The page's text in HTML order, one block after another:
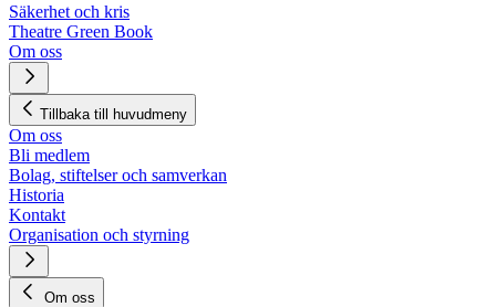
Säkerhet och kris
Theatre Green Book
Om oss
Tillbaka till huvudmeny
Om oss
Bli medlem
Bolag, stiftelser och samverkan
Historia
Kontakt
Organisation och styrning
Om oss